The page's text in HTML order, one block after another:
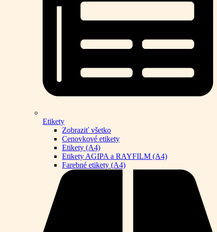
Etikety
Zobraziť všetko
Cenovkové etikety
Etikety (A4)
Etikety AGIPA a RAYFILM (A4)
Farebné etikety (A4)